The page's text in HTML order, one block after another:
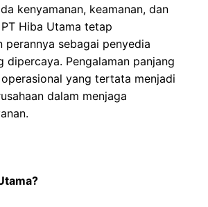
kenyamanan, keamanan, dan
Hiba Utama tetap
perannya sebagai penyedia
dipercaya. Pengalaman panjang
yang tertata menjadi
dalam menjaga